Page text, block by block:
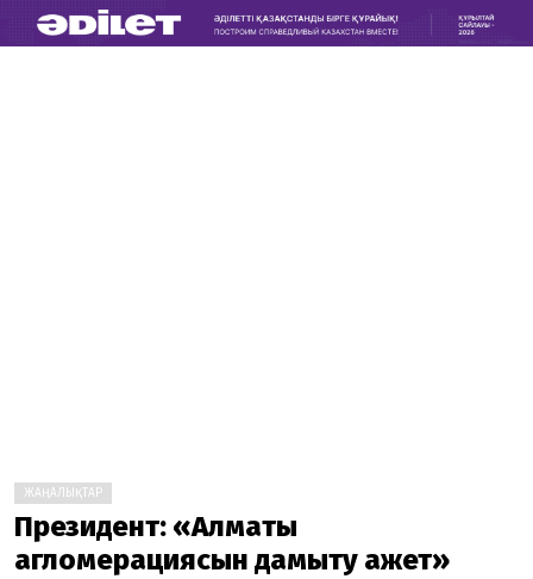
ЖАҢАЛЫҚТАР
Президент: «Алматы
агломерациясын дамыту қажет»